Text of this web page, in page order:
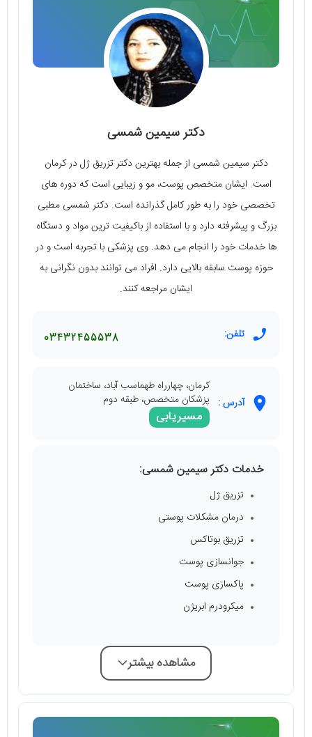
دکتر سیمین شمسی
دکتر سیمین شمسی از جمله بهترین دکتر تزریق ژل در کرمان
است. ایشان متخصص پوست، مو و زیبایی است که دوره های
تخصصی خود را به طور کامل گذرانده است. دکتر شمسی مطبی
بزرگ و پیشرفته دارد و با استفاده از باکیفیت ترین مواد و دستگاه
ها خدمات خود را انجام می دهد. وی پزشکی با تجربه است و در
حوزه پوست سابقه بالایی دارد. افراد می توانند بدون نگرانی به
ایشان مراجعه کنند.
تلفن: 03432455538
آدرس :
کرمان، چهارراه طهماسب آباد، ساختمان
پزشکان متخصص، طبقه دوم
مسیریابی
خدمات دکتر سیمین شمسی:
تزریق ژل
درمان مشکلات پوستی
تزریق بوتاکس
جوانسازی پوست
پاکسازی پوست
میکرودرم ابریژن
مشاهده بیشتر